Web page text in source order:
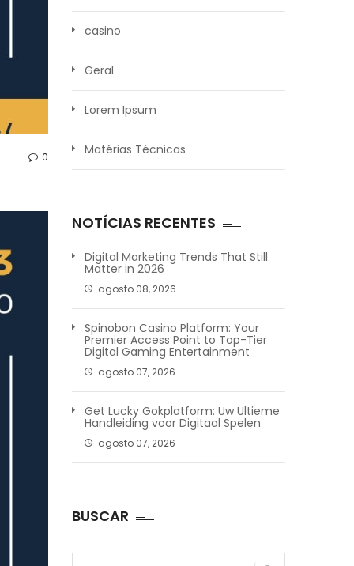
0
casino
Geral
Lorem Ipsum
Matérias Técnicas
NOTÍCIAS RECENTES
Digital Marketing Trends That Still
Matter in 2026
agosto 08, 2026
Spinobon Casino Platform: Your
Premier Access Point to Top-Tier
Digital Gaming Entertainment
agosto 07, 2026
Get Lucky Gokplatform: Uw Ultieme
Handleiding voor Digitaal Spelen
agosto 07, 2026
BUSCAR